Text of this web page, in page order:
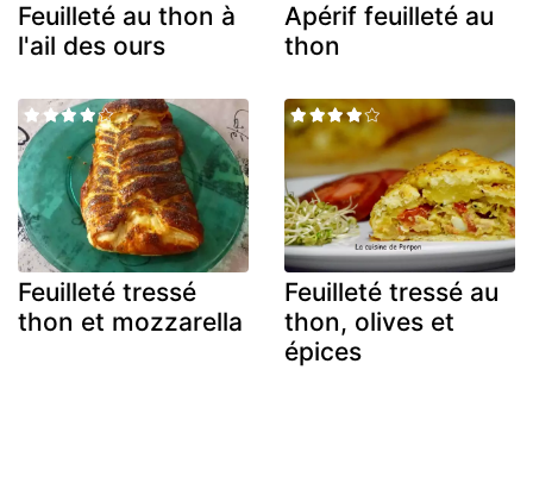
Feuilleté au thon à
l'ail des ours
Apérif feuilleté au
thon
Feuilleté tressé
thon et mozzarella
Feuilleté tressé au
thon, olives et
épices